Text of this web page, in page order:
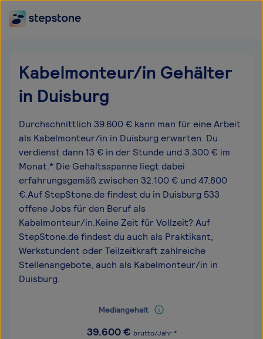
Kabelmonteur/in Gehälter
in Duisburg
Durchschnittlich 39.600 € kann man für eine Arbeit
als Kabelmonteur/in in Duisburg erwarten. Du
verdienst dann 13 € in der Stunde und 3.300 € im
Monat.* Die Gehaltsspanne liegt dabei
erfahrungsgemäß zwischen 32.100 € und 47.800
€.Auf StepStone.de findest du in Duisburg 533
offene Jobs für den Beruf als
Kabelmonteur/in.Keine Zeit für Vollzeit? Auf
StepStone.de findest du auch als Praktikant,
Werkstundent oder Teilzeitkraft zahlreiche
Stellenangebote, auch als Kabelmonteur/in in
Duisburg.
Mediangehalt
39.600€ brutto/Jahr *